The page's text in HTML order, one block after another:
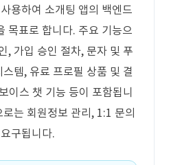
용하여 소개팅 앱의 백엔드
목표로 합니다. 주요 기능으
, 가입 승인 절차, 문자 및 푸
템, 유료 프로필 상품 및 결
이스 챗 기능 등이 포함됩니
는 회원정보 관리, 1:1 문의
구됩니다.